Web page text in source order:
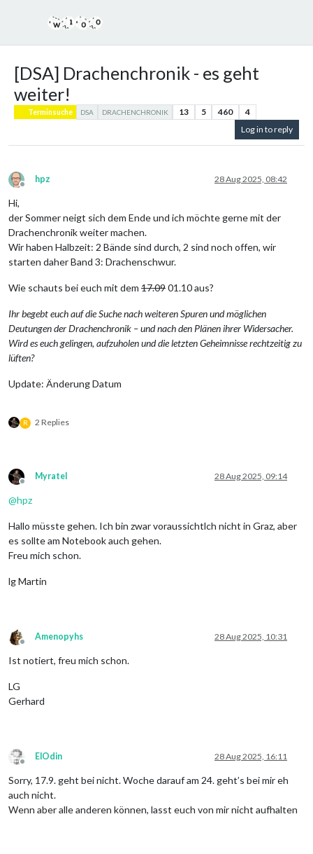
[DSA] Drachenchronik - es geht
weiter!
Terminsuche DSA DRACHENCHRONIK 13 5 460
4
Log in to reply
Offline
hpz 28 Aug 2025, 08:42
Hi,
der Sommer neigt sich dem Ende und ich möchte gerne mit der
Drachenchronik weiter machen.
Wir haben Halbzeit: 2 Bände sind durch, 2 sind noch offen, wir
starten daher Band 3: Drachenschwur.
Wie schauts bei euch mit dem 17.0901.10 aus?
Ihr begebt euch auf die Suche nach weiteren Spuren und möglichen
Deutungen der Drachenchronik – und nach den Plänen ihrer Widersacher.
Wird es euch gelingen, aufzuholen und die letzten Geheimnisse rechtzeitig zu
lüften?
Update: Änderung Datum
R 2 Replies
Offline
Myratel 28 Aug 2025, 09:14
@hpz
Hallo müsste gehen. Ich bin zwar voraussichtlch nicht in Graz, aber
es sollte am Notebook auch gehen.
Freu mich schon.
lg Martin
Offline
Amenopyhs 28 Aug 2025, 10:31
Ist notiert, freu mich schon.
LG
Gerhard
Offline
ElOdin 28 Aug 2025, 16:11
Sorry, 17.9. geht bei nicht. Woche darauf am 24. geht’s bei mir eh
auch nicht.
Wenn aber alle anderen können, lasst euch von mir nicht aufhalten